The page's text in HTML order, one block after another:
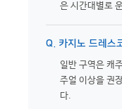
은 시간대별로
Q. 카지노 드레스
일반 구역은 캐
주얼 이상을 권
다.